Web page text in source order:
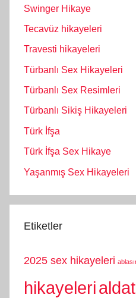
Swinger Hikaye
Tecavüz hikayeleri
Travesti hikayeleri
Türbanlı Sex Hikayeleri
Türbanlı Sex Resimleri
Türbanlı Sikiş Hikayeleri
Türk İfşa
Türk İfşa Sex Hikaye
Yaşanmış Sex Hikayeleri
Etiketler
2025 sex hikayeleri
hikayeleri